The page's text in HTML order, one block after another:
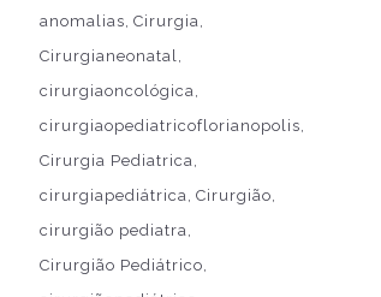
anomalias Cirurgia
Cirurgianeonatal
cirurgiaoncológica
cirurgiaopediatricoflorianopolis
Cirurgia Pediatrica
cirurgiapediátrica Cirurgião
cirurgião pediatra
Cirurgião Pediátrico